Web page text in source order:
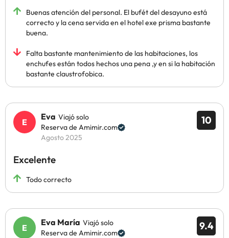
Buenas atención del personal. El bufét del desayuno está
correcto y la cena servida en el hotel exe prisma bastante
buena.
Falta bastante mantenimiento de las habitaciones, los
enchufes están todos hechos una pena ,y en si la habitación
bastante claustrofobica.
10
Eva Viajó solo
Reserva de Amimir.com
Agosto 2025
Excelente
Todo correcto
9.4
Eva María Viajó solo
Reserva de Amimir.com